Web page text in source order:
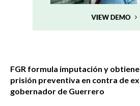
FGR formula imputación y obtiene
prisión preventiva en contra de ex
gobernador de Guerrero